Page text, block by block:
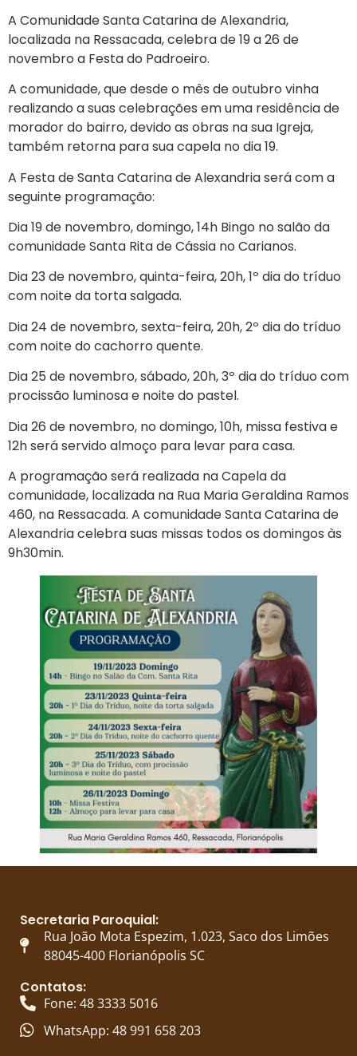
A Comunidade Santa Catarina de Alexandria,
localizada na Ressacada, celebra de 19 a 26 de
novembro a Festa do Padroeiro.
A comunidade, que desde o mês de outubro vinha
realizando a suas celebrações em uma residência de
morador do bairro, devido as obras na sua Igreja,
também retorna para sua capela no dia 19.
A Festa de Santa Catarina de Alexandria será com a
seguinte programação:
Dia 19 de novembro, domingo, 14h Bingo no salão da
comunidade Santa Rita de Cássia no Carianos.
Dia 23 de novembro, quinta-feira, 20h, 1º dia do tríduo
com noite da torta salgada.
Dia 24 de novembro, sexta-feira, 20h, 2º dia do tríduo
com noite do cachorro quente.
Dia 25 de novembro, sábado, 20h, 3º dia do tríduo com
procissão luminosa e noite do pastel.
Dia 26 de novembro, no domingo, 10h, missa festiva e
12h será servido almoço para levar para casa.
A programação será realizada na Capela da
comunidade, localizada na Rua Maria Geraldina Ramos
460, na Ressacada. A comunidade Santa Catarina de
Alexandria celebra suas missas todos os domingos às
9h30min.
Secretaria Paroquial:
Rua João Mota Espezim, 1.023, Saco dos Limões
88045-400 Florianópolis SC
Contatos:
Fone: 48 3333 5016
WhatsApp: 48 991 658 203